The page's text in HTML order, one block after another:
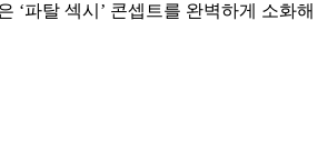
‘파탈 섹시’ 콘셉트를 완벽하게 소화